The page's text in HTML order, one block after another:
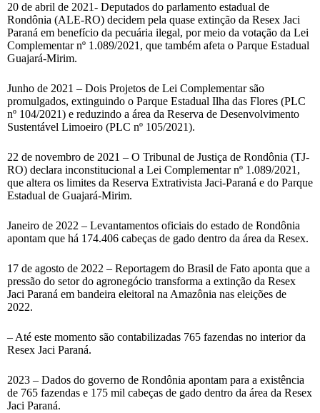
20 de abril de 2021- Deputados do parlamento estadual de
Rondônia (ALE-RO) decidem pela quase extinção da Resex Jaci
Paraná em benefício da pecuária ilegal, por meio da votação da Lei
Complementar nº 1.089/2021, que também afeta o Parque Estadual
Guajará-Mirim.
Junho de 2021 – Dois Projetos de Lei Complementar são
promulgados, extinguindo o Parque Estadual Ilha das Flores (PLC
nº 104/2021) e reduzindo a área da Reserva de Desenvolvimento
Sustentável Limoeiro (PLC nº 105/2021).
22 de novembro de 2021 – O Tribunal de Justiça de Rondônia (TJ-
RO) declara inconstitucional a Lei Complementar nº 1.089/2021,
que altera os limites da Reserva Extrativista Jaci-Paraná e do Parque
Estadual de Guajará-Mirim.
Janeiro de 2022 – Levantamentos oficiais do estado de Rondônia
apontam que há 174.406 cabeças de gado dentro da área da Resex.
17 de agosto de 2022 – Reportagem do Brasil de Fato aponta que a
pressão do setor do agronegócio transforma a extinção da Resex
Jaci Paraná em bandeira eleitoral na Amazônia nas eleições de
2022.
– Até este momento são contabilizadas 765 fazendas no interior da
Resex Jaci Paraná.
2023 – Dados do governo de Rondônia apontam para a existência
de 765 fazendas e 175 mil cabeças de gado dentro da área da Resex
Jaci Paraná.